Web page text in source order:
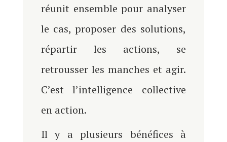
réunit ensemble pour analyser
le cas, proposer des solutions,
répartir les actions, se
retrousser les manches et agir.
C’est l’intelligence collective
en action.
Il y a plusieurs bénéfices à